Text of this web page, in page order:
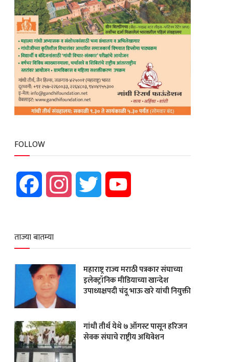
FOLLOW
Facebook Instagram Twitter
ताज्या बातम्या
महाराष्ट्र राज्य मराठी पत्रकार संघाच्या
इलेक्ट्रॉनिक मीडियाच्या खान्देश
उपाध्यक्षपदी चंदू भाऊ खरे यांची नियुक्ती
गांधी तीर्थ येथे ७ ऑगस्ट पासून हरिजन
सेवक संघाचे राष्ट्रीय अधिवेशन